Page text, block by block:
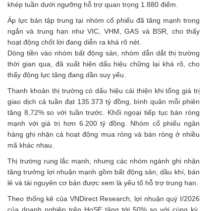
khép tuần dưới ngưỡng hỗ trợ quan trọng 1.880 điểm.
Áp lực bán tập trung tại nhóm cổ phiếu đã tăng mạnh trong
ngắn và trung hạn như VIC, VHM, GAS và BSR, cho thấy
hoạt động chốt lời đang diễn ra khá rõ nét.
Dòng tiền vào nhóm bất động sản, nhóm dẫn dắt thị trường
thời gian qua, đã xuất hiện dấu hiệu chững lại khá rõ, cho
thấy động lực tăng đang dần suy yếu.
Thanh khoản thị trường có dấu hiệu cải thiện khi tổng giá trị
giao dịch cả tuần đạt 135.373 tỷ đồng, bình quân mỗi phiên
tăng 8,72% so với tuần trước. Khối ngoại tiếp tục bán ròng
mạnh với giá trị hơn 6.200 tỷ đồng. Nhóm cổ phiếu ngân
hàng ghi nhận cả hoạt động mua ròng và bán ròng ở nhiều
mã khác nhau.
Thị trường rung lắc mạnh, nhưng các nhóm ngành ghi nhận
tăng trưởng lợi nhuận mạnh gồm bất động sản, dầu khí, bán
lẻ và tài nguyên cơ bản được xem là yếu tố hỗ trợ trung hạn.
Theo thống kê của VNDirect Research, lợi nhuận quý I/2026